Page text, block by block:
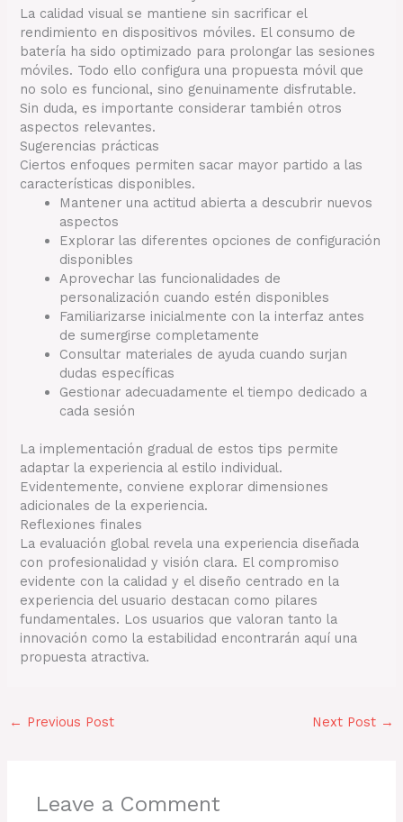
La calidad visual se mantiene sin sacrificar el
rendimiento en dispositivos móviles. El consumo de
batería ha sido optimizado para prolongar las sesiones
móviles. Todo ello configura una propuesta móvil que
no solo es funcional, sino genuinamente disfrutable.
Sin duda, es importante considerar también otros
aspectos relevantes.
Sugerencias prácticas
Ciertos enfoques permiten sacar mayor partido a las
características disponibles.
Mantener una actitud abierta a descubrir nuevos
aspectos
Explorar las diferentes opciones de configuración
disponibles
Aprovechar las funcionalidades de
personalización cuando estén disponibles
Familiarizarse inicialmente con la interfaz antes
de sumergirse completamente
Consultar materiales de ayuda cuando surjan
dudas específicas
Gestionar adecuadamente el tiempo dedicado a
cada sesión
La implementación gradual de estos tips permite
adaptar la experiencia al estilo individual.
Evidentemente, conviene explorar dimensiones
adicionales de la experiencia.
Reflexiones finales
La evaluación global revela una experiencia diseñada
con profesionalidad y visión clara. El compromiso
evidente con la calidad y el diseño centrado en la
experiencia del usuario destacan como pilares
fundamentales. Los usuarios que valoran tanto la
innovación como la estabilidad encontrarán aquí una
propuesta atractiva.
← Previous Post Next Post →
Leave a Comment